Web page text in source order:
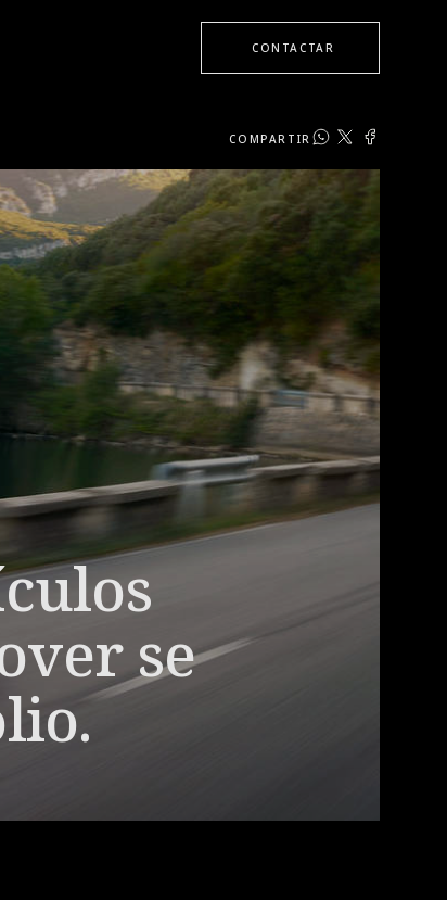
CONTACTAR
COMPARTIR
se